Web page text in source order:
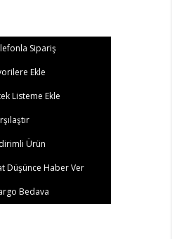
Sipariş
Ekle
Listeme Ekle
Ürün
Düşünce Haber Ver
Bedava